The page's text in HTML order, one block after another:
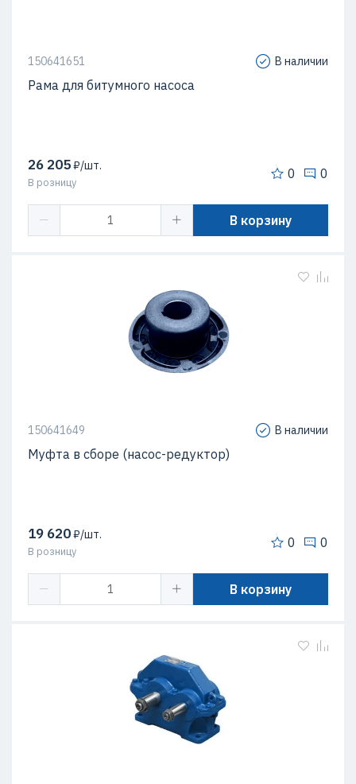
150641651 В наличии
Рама для битумного насоса
26 205₽/шт.
В розницу
0 0
В корзину
150641649 В наличии
Муфта в сборе (насос-редуктор)
19 620₽/шт.
В розницу
0 0
В корзину